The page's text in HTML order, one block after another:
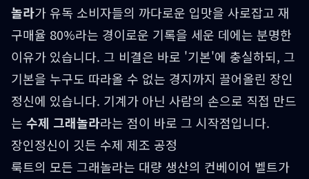
놀라가 유독 소비자들의 까다로운 입맛을 사로잡고 재
구매율 80%라는 경이로운 기록을 세운 데에는 분명한
이유가 있습니다. 그 비결은 바로 '기본'에 충실하되, 그
기본을 누구도 따라올 수 없는 경지까지 끌어올린 장인
정신에 있습니다. 기계가 아닌 사람의 손으로 직접 만드
는 수제 그래놀라라는 점이 바로 그 시작점입니다.
장인정신이 깃든 수제 제조 공정
룩트의 모든 그래놀라는 대량 생산의 컨베이어 벨트가